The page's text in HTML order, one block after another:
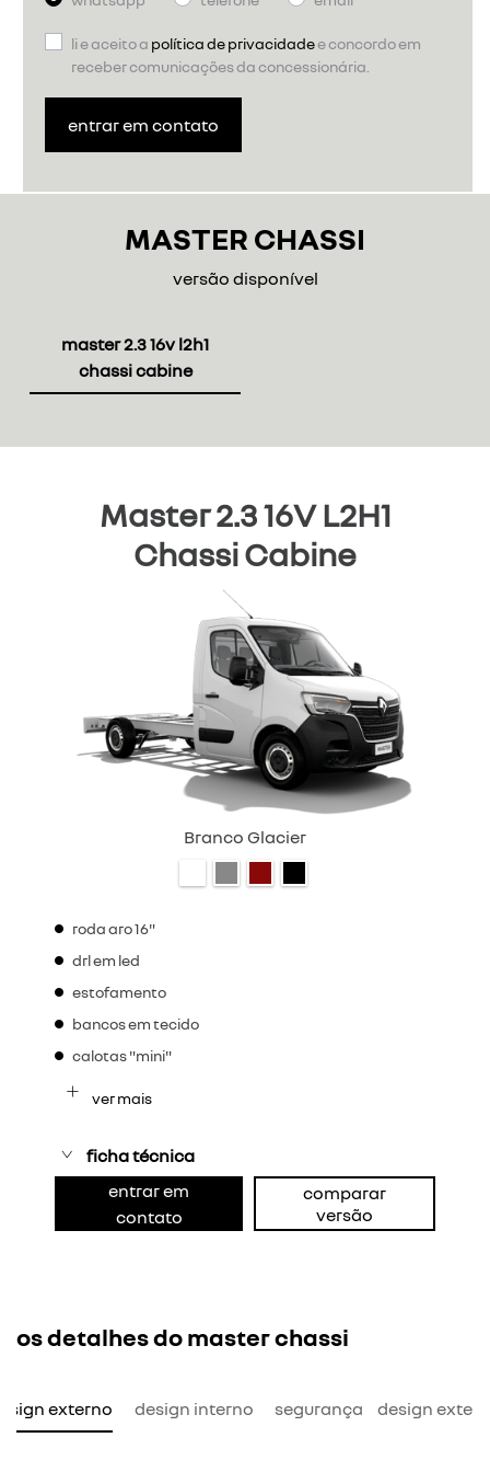
li e aceito a política de privacidadee concordo em
receber comunicações da concessionária.
entrar em contato
MASTER CHASSI
versão disponível
master 2.3 16v l2h1
chassi cabine
Master 2.3 16V L2H1
Chassi Cabine
Branco Glacier
roda aro 16"
drl em led
estofamento
bancos em tecido
calotas "mini"
ver mais
ficha técnica
entrar em
contato
comparar
versão
os detalhes do master chassi
externo design interno segurança design